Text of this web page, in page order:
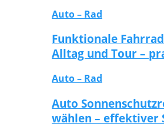
Auto – Rad
Funktionale
Alltag und Tour –
Auto – Rad
Auto
wählen – effektiver